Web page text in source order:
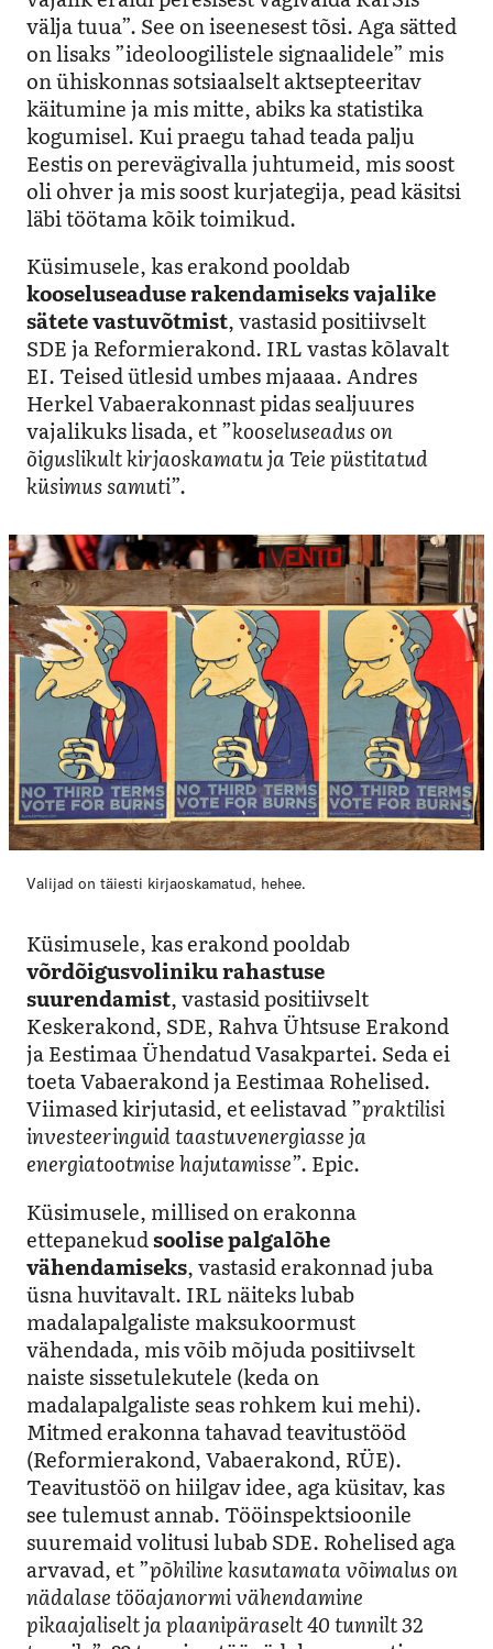
välja tuua”. See on iseenesest tõsi. Aga sätted
on lisaks ”ideoloogilistele signaalidele” mis
on ühiskonnas sotsiaalselt aktsepteeritav
käitumine ja mis mitte, abiks ka statistika
kogumisel. Kui praegu tahad teada palju
Eestis on perevägivalla juhtumeid, mis soost
oli ohver ja mis soost kurjategija, pead käsitsi
läbi töötama kõik toimikud.
Küsimusele, kas erakond pooldab
kooseluseaduse rakendamiseks vajalike
sätete vastuvõtmist, vastasid positiivselt
SDE ja Reformierakond. IRL vastas kõlavalt
EI. Teised ütlesid umbes mjaaaa. Andres
Herkel Vabaerakonnast pidas sealjuures
vajalikuks lisada, et ”kooseluseadus on
õiguslikult kirjaoskamatu ja Teie püstitatud
küsimus samuti”.
Valijad on täiesti kirjaoskamatud, hehee.
Küsimusele, kas erakond pooldab
võrdõigusvoliniku rahastuse
suurendamist, vastasid positiivselt
Keskerakond, SDE, Rahva Ühtsuse Erakond
ja Eestimaa Ühendatud Vasakpartei. Seda ei
toeta Vabaerakond ja Eestimaa Rohelised.
Viimased kirjutasid, et eelistavad ”praktilisi
investeeringuid taastuvenergiasse ja
energiatootmise hajutamisse”. Epic.
Küsimusele, millised on erakonna
ettepanekudsoolise palgalõhe
vähendamiseks, vastasid erakonnad juba
üsna huvitavalt. IRL näiteks lubab
madalapalgaliste maksukoormust
vähendada, mis võib mõjuda positiivselt
naiste sissetulekutele (keda on
madalapalgaliste seas rohkem kui mehi).
Mitmed erakonna tahavad teavitustööd
(Reformierakond, Vabaerakond, RÜE).
Teavitustöö on hiilgav idee, aga küsitav, kas
see tulemust annab. Tööinspektsioonile
suuremaid volitusi lubab SDE. Rohelised aga
arvavad, et ”põhiline kasutamata võimalus on
nädalase tööajanormi vähendamine
pikaajaliselt ja plaanipäraselt 40 tunnilt 32